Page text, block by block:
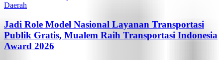
Daerah
Jadi Role Model Nasional Layanan Transportasi
Publik Gratis, Mualem Raih Transportasi Indonesia
Award 2026